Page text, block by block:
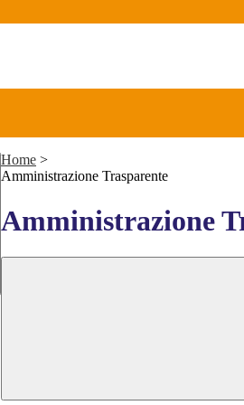
Home >
Amministrazione Trasparente
Amministrazione